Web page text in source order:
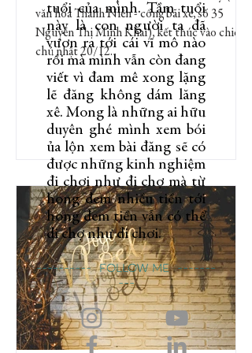
văn hóa Thanh Niên - cổng bãi xe, số 35
Nguyễn Thị Minh Khai), kết thúc vào chiều
chủ nhật 20/12.
tuổi của mình. Tầm tuổi
này là con người ta đã
vươn ra tới cái vĩ mô nào
rồi mà mình vẫn còn đang
viết vì đam mê xong lặng
lẽ đăng không dám lăng
xê. Mong là những ai hữu
duyên ghé mình xem bói
ủa lộn xem bài đăng sẽ có
được những kinh nghiệm
đi chơi như đi chợ mà từ
hong đem nhiều tiền tới
hong đem tiền vẫn có thể
đi chợ như đi chơi.
---------- Follow me -------
---